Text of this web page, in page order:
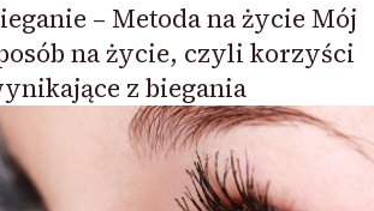
– Metoda na życie Mój
na życie, czyli korzyści
z biegania